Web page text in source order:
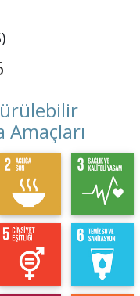
Amaçları